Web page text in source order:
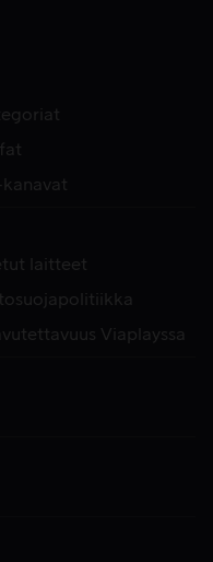
laitteet
Viaplayssa